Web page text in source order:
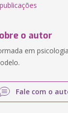
o autor
em
Fale com o